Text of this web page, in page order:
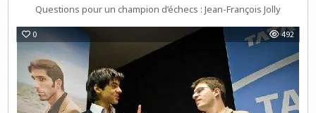
Questions pour un champion d’échecs : Jean-François Jolly
0 492